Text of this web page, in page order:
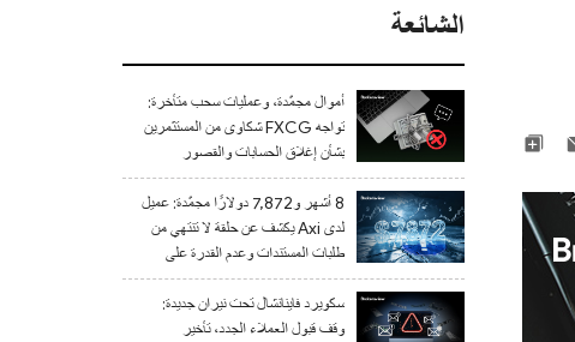
الشائعة
أموال مجمّدة، وعمليات سحب متأخرة:
تواجه FXCG شكاوى من المستثمرين
بشأن إغلاق الحسابات والقصور
التنظيمي
8 أشهر و7,872 دولارًا مجمّدة: عميل
لدى Axi يكشف عن حلقة لا تنتهي من
طلبات المستندات وعدم القدرة على
السحب
سكويرد فاينانشال تحت نيران جديدة:
وقف قبول العملاء الجدد، تأخير